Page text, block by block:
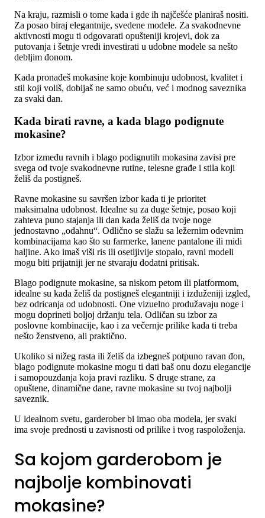
Na kraju, razmisli o tome kada i gde ih najčešće planiraš nositi.
Za posao biraj elegantnije, svedene modele. Za svakodnevne
aktivnosti mogu ti odgovarati opušteniji krojevi, dok za
putovanja i šetnje vredi investirati u udobne modele sa nešto
debljim đonom.
Kada pronađeš mokasine koje kombinuju udobnost, kvalitet i
stil koji voliš, dobijaš ne samo obuću, već i modnog saveznika
za svaki dan.
Kada birati ravne, a kada blago podignute
mokasine?
Izbor između ravnih i blago podignutih mokasina zavisi pre
svega od tvoje svakodnevne rutine, telesne građe i stila koji
želiš da postigneš.
Ravne mokasine su savršen izbor kada ti je prioritet
maksimalna udobnost. Idealne su za duge šetnje, posao koji
zahteva puno stajanja ili dan kada želiš da tvoje noge
jednostavno „odahnu“. Odlično se slažu sa ležernim odevnim
kombinacijama kao što su farmerke, lanene pantalone ili midi
haljine. Ako imaš viši ris ili osetljivije stopalo, ravni modeli
mogu biti prijatniji jer ne stvaraju dodatni pritisak.
Blago podignute mokasine, sa niskom petom ili platformom,
idealne su kada želiš da postigneš elegantniji i izduženiji izgled,
bez odricanja od udobnosti. One vizuelno produžavaju noge i
mogu doprineti boljoj držanju tela. Odličan su izbor za
poslovne kombinacije, kao i za večernje prilike kada ti treba
nešto ženstveno, ali praktično.
Ukoliko si nižeg rasta ili želiš da izbegneš potpuno ravan đon,
blago podignute mokasine mogu ti dati baš onu dozu elegancije
i samopouzdanja koja pravi razliku. S druge strane, za
opuštene, dinamične dane, ravne mokasine su tvoj najbolji
saveznik.
U idealnom svetu, garderober bi imao oba modela, jer svaki
ima svoje prednosti u zavisnosti od prilike i tvog raspoloženja.
Sa kojom garderobom je
najbolje kombinovati
mokasine?